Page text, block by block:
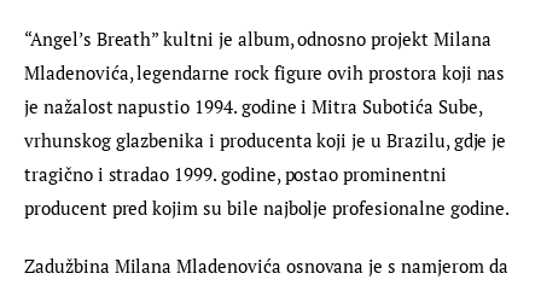
“Angel’s Breath” kultni je album, odnosno projekt Milana
Mladenovića, legendarne rock figure ovih prostora koji nas
je nažalost napustio 1994. godine i Mitra Subotića Sube,
vrhunskog glazbenika i producenta koji je u Brazilu, gdje je
tragično i stradao 1999. godine, postao prominentni
producent pred kojim su bile najbolje profesionalne godine.
Zadužbina Milana Mladenovića osnovana je s namjerom da